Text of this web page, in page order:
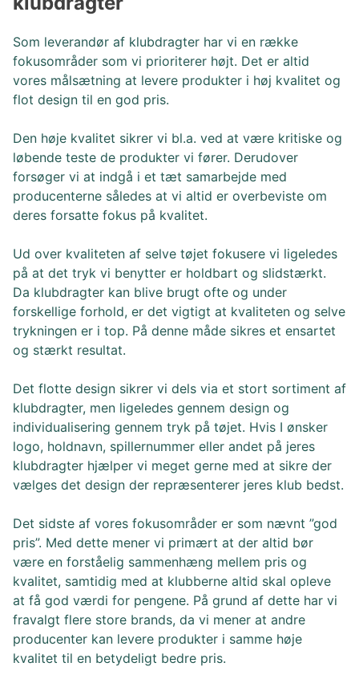
Som leverandør af klubdragter har vi en række
fokusområder som vi prioriterer højt. Det er altid
vores målsætning at levere produkter i høj kvalitet og
flot design til en god pris.
Den høje kvalitet sikrer vi bl.a. ved at være kritiske og
løbende teste de produkter vi fører. Derudover
forsøger vi at indgå i et tæt samarbejde med
producenterne således at vi altid er overbeviste om
deres forsatte fokus på kvalitet.
Ud over kvaliteten af selve tøjet fokusere vi ligeledes
på at det tryk vi benytter er holdbart og slidstærkt.
Da klubdragter kan blive brugt ofte og under
forskellige forhold, er det vigtigt at kvaliteten og selve
trykningen er i top. På denne måde sikres et ensartet
og stærkt resultat.
Det flotte design sikrer vi dels via et stort sortiment af
klubdragter, men ligeledes gennem design og
individualisering gennem tryk på tøjet. Hvis I ønsker
logo, holdnavn, spillernummer eller andet på jeres
klubdragter hjælper vi meget gerne med at sikre der
vælges det design der repræsenterer jeres klub bedst.
Det sidste af vores fokusområder er som nævnt ”god
pris”. Med dette mener vi primært at der altid bør
være en forståelig sammenhæng mellem pris og
kvalitet, samtidig med at klubberne altid skal opleve
at få god værdi for pengene. På grund af dette har vi
fravalgt flere store brands, da vi mener at andre
producenter kan levere produkter i samme høje
kvalitet til en betydeligt bedre pris.